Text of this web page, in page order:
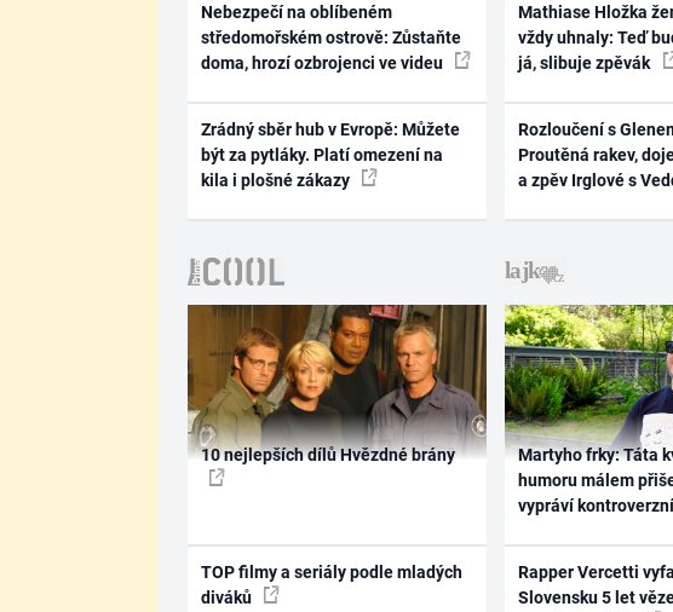
Nebezpečí na oblíbeném
středomořském ostrově: Zůstaňte
doma, hrozí ozbrojenci ve videu
Zrádný sběr hub v Evropě: Můžete
být za pytláky. Platí omezení na
kila i plošné zákazy
Mathiase Hložka
vždy uhnaly: Teď
já, slibuje zpěvák
Rozloučení s
Proutěná rakev,
a zpěv Irglové s
10 nejlepších dílů Hvězdné brány
TOP filmy a seriály podle mladých
diváků
Martyho frky: Táta
humoru málem
vypráví
Rapper Vercetti
Slovensku 5 let